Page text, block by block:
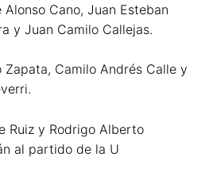
Cano, Juan Esteban
y Juan Camilo Callejas.
Zapata, Camilo Andrés Calle y
Ruiz y Rodrigo Alberto
al partido de la U